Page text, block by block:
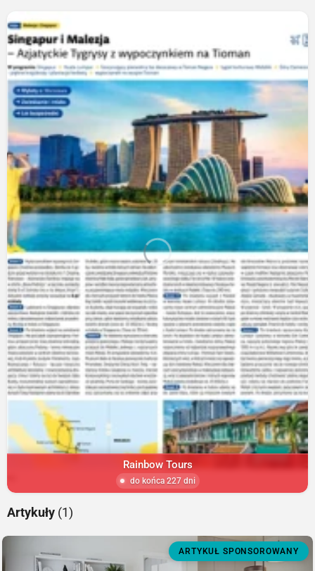
Rainbow Tours
do końca 227 dni
Artykuły (1)
ARTYKUŁ SPONSOROWANY